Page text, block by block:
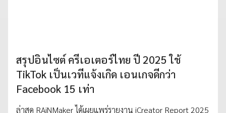
สรุปอินไซต์ ครีเอเตอร์ไทย ปี 2025 ใช้
TikTok เป็นเวทีแจ้งเกิด เอนเกจดีกว่า
Facebook 15 เท่า
ล่าสุด RAiNMaker ได้เผยแพร่รายงาน iCreator Report 2025